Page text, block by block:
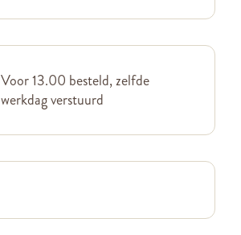
Voor 13.00 besteld, zelfde
werkdag verstuurd